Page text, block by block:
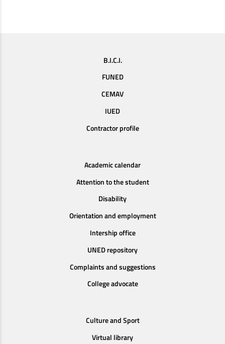
B.I.C.I.
FUNED
CEMAV
IUED
Contractor profile
Academic calendar
Attention to the student
Disability
Orientation and employment
Intership office
UNED repository
Complaints and suggestions
College advocate
Culture and Sport
Virtual library